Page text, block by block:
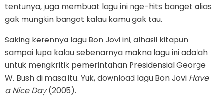
tentunya, juga membuat lagu ini nge-hits banget alias
gak mungkin banget kalau kamu gak tau.
Saking kerennya lagu Bon Jovi ini, alhasil kitapun
sampai lupa kalau sebenarnya makna lagu ini adalah
untuk mengkritik pemerintahan Presidensial George
W. Bush di masa itu. Yuk, download lagu Bon Jovi Have
a Nice Day(2005).